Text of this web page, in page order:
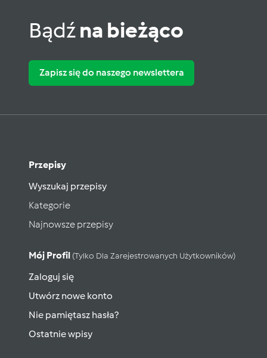
Bądźna bieżąco
Zapisz się do naszego newslettera
Przepisy
Wyszukaj przepisy
Kategorie
Najnowsze przepisy
Mój Profil (tylko Dla Zarejestrowanych Użytkowników)
Zaloguj się
Utwórz nowe konto
Nie pamiętasz hasła?
Ostatnie wpisy